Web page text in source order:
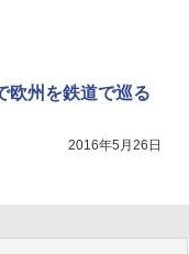
欧州を鉄道で巡る
2016年5月26日